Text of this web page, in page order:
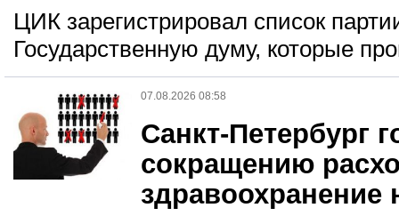
ЦИК зарегистрировал список
Государственную думу, которые
07.08.2026 08:58
Санкт-Петербург
сокращению
здравоохранение